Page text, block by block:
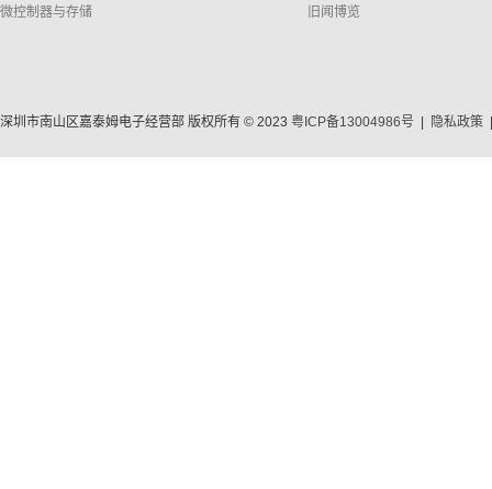
微控制器与存储 旧闻博览
深圳市南山区嘉泰姆电子经营部 版权所有 © 2023 粤ICP备13004986号 隐私政策